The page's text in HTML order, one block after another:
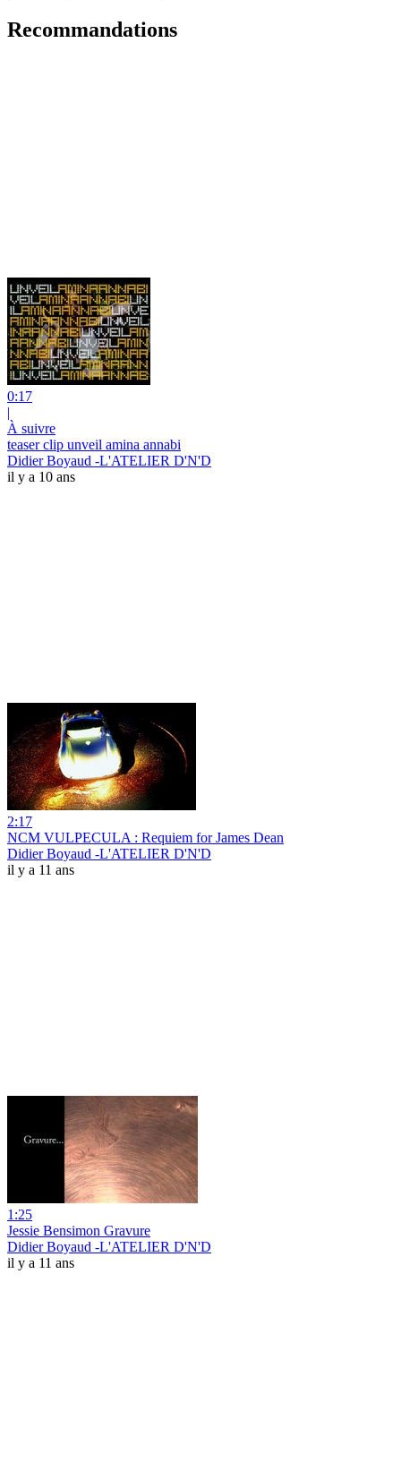
Recommandations
0:17
|
À suivre
teaser clip unveil amina annabi
Didier Boyaud -L'ATELIER D'N'D
il y a 10 ans
2:17
NCM VULPECULA : Requiem for James Dean
Didier Boyaud -L'ATELIER D'N'D
il y a 11 ans
1:25
Jessie Bensimon Gravure
Didier Boyaud -L'ATELIER D'N'D
il y a 11 ans